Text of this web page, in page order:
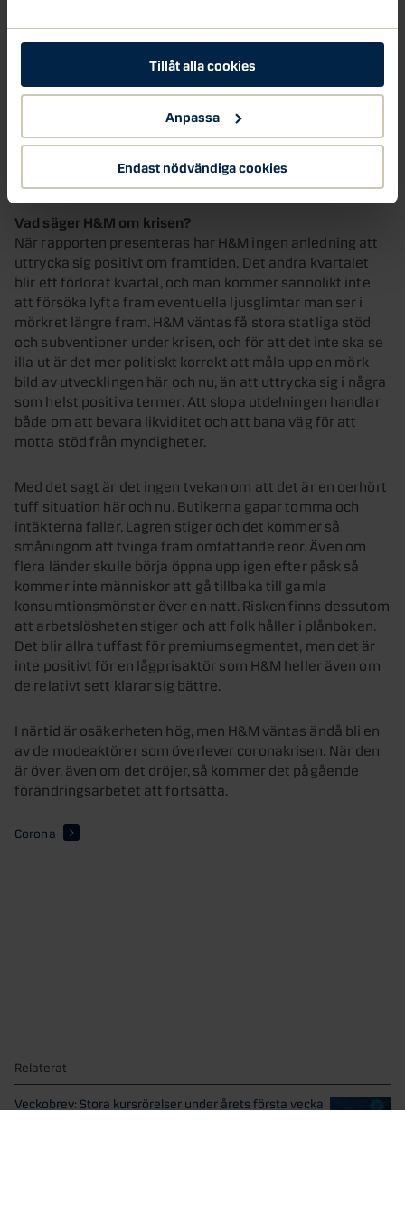
Tillåt alla cookies
Anpassa
Endast nödvändiga cookies
under vilket minskar konkurrensen längre fram. Men trots
den tuffa situationen är det osannolikt att H&M kommer
att få mer långvariga bekymmer, förutsatt att
nedstängningen inte fortsätter in i sommarmånaderna
och ännu längre än så. Skulle det bli riktigt illa även för
Vad säger H&M om krisen?
När rapporten presenteras har H&M ingen anledning att
uttrycka sig positivt om framtiden. Det andra kvartalet
blir ett förlorat kvartal, och man kommer sannolikt inte
att försöka lyfta fram eventuella ljusglimtar man ser i
mörkret längre fram. H&M väntas få stora statliga stöd
och subventioner under krisen, och för att det inte ska se
illa ut är det mer politiskt korrekt att måla upp en mörk
bild av utvecklingen här och nu, än att uttrycka sig i några
som helst positiva termer. Att slopa utdelningen handlar
både om att bevara likviditet och att bana väg för att
motta stöd från myndigheter.
Med det sagt är det ingen tvekan om att det är en oerhört
tuff situation här och nu. Butikerna gapar tomma och
intäkterna faller. Lagren stiger och det kommer så
småningom att tvinga fram omfattande reor. Även om
flera länder skulle börja öppna upp igen efter påsk så
kommer inte människor att gå tillbaka till gamla
konsumtionsmönster över en natt. Risken finns dessutom
att arbetslösheten stiger och att folk håller i plånboken.
Det blir allra tuffast för premiumsegmentet, men det är
inte positivt för en lågprisaktör som H&M heller även om
de relativt sett klarar sig bättre.
I närtid är osäkerheten hög, men H&M väntas ändå bli en
av de modeaktörer som överlever coronakrisen. När den
är över, även om det dröjer, så kommer det pågående
förändringsarbetet att fortsätta.
Corona
Relaterat
Veckobrev: Stora kursrörelser under årets första vecka